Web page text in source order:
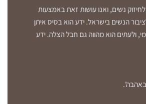
נשים, ואנו עושות זאת באמצעות
הנשים בישראל. ידע הוא בסיס איתן
ולעתים הוא מהווה גם חבל הצלה. ידע
באהבה'.